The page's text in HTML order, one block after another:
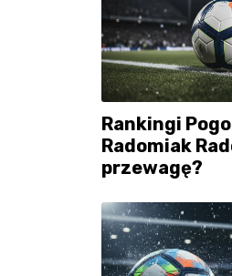
Rankingi
Radomiak
przewagę?